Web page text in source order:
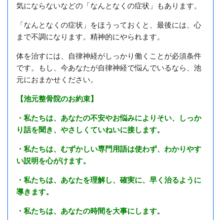
気にならないなどの「なんとなくの症状」もあります。
「なんとなくの症状」をほうっておくと、最後には、心
まで不調になります。精神的にやられます。
体を治すには、自律神経がしっかり働くことが必須条件
です。もし、 今あなたが自律神経で悩んでいるなら、池
元におまかせください。
【池元整骨院のお約束】
・私たちは、あなたの不安やお悩みによりそい、しっか
り話を聞き、やさしくていねいに接します。
・私たちは、むずかしい専門用語は使わず、わかりやす
い説明を心がけます。
・私たちは、あなたを理解し、確実に、早く治るように
導きます。
・私たちは、あなたの時間を大事にします。